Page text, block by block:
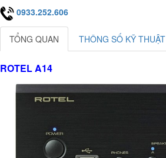
0933.252.606
TỔNG QUAN THÔNG SỐ KỸ THUẬT
ROTEL A14